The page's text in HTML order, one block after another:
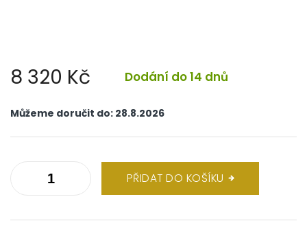
8 320 Kč Dodání do 14 dnů
cena:
Můžeme doručit do: 28.8.2026
PŘIDAT DO KOŠÍKU